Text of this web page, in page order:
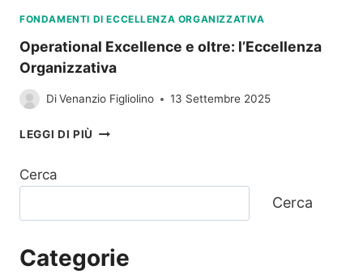
FONDAMENTI DI ECCELLENZA ORGANIZZATIVA
Operational Excellence e oltre: l’Eccellenza
Organizzativa
DiVenanzio Figliolino 13 Settembre 2025
LEGGI DI PIÙ OPERATIONAL
Cerca
Cerca
Categorie